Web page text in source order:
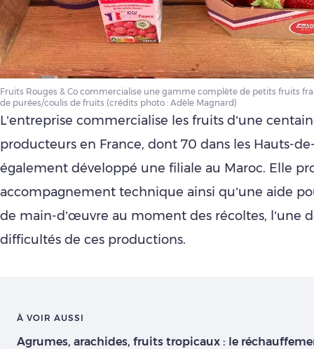
Fruits Rouges & Co commercialise une gamme complète de petits fruits
de purées/coulis de fruits (crédits photo : Adèle Magnard)
L’entreprise commercialise les fruits d’une
producteurs en France, dont 70 dans les Hauts-
également développé une filiale au Maroc. Elle
accompagnement technique ainsi qu’une aide
de main-d’œuvre au moment des récoltes, l’une
difficultés de ces productions.
À VOIR AUSSI
Agrumes, arachides, fruits tropicaux : le